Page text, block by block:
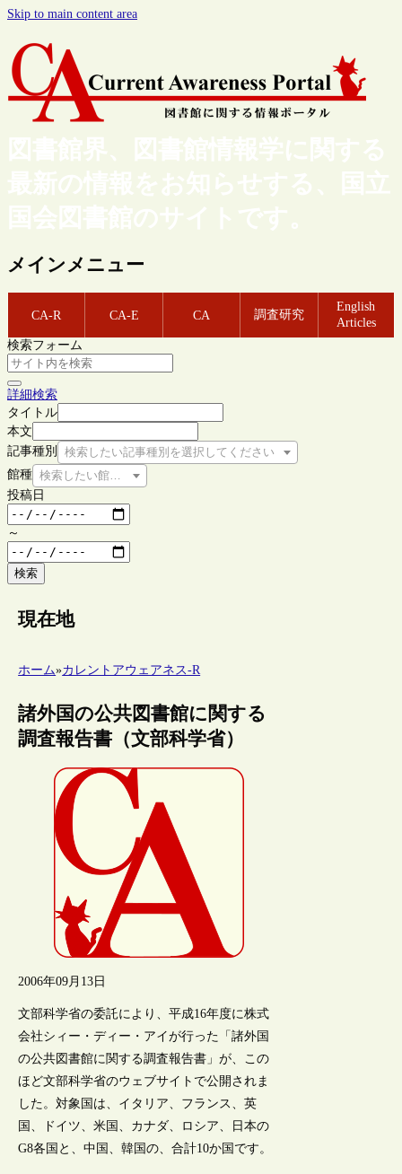
Skip to main content area
図書館界、図書館情報学に関する
最新の情報をお知らせする、国立
国会図書館のサイトです。
メインメニュー
CA-R CA-E CA 調査研究
English
Articles
検索フォーム
詳細検索
タイトル
本文
記事種別
検索したい記事種別を選択してください
館種 検索したい館種を選択してください
投稿日
～
検索
現在地
ホーム»カレントアウェアネス-R
諸外国の公共図書館に関する
調査報告書（文部科学省）
2006年09月13日
文部科学省の委託により、平成16年度に株式
会社シィー・ディー・アイが行った「諸外国
の公共図書館に関する調査報告書」が、この
ほど文部科学省のウェブサイトで公開されま
した。対象国は、イタリア、フランス、英
国、ドイツ、米国、カナダ、ロシア、日本の
G8各国と、中国、韓国の、合計10か国です。